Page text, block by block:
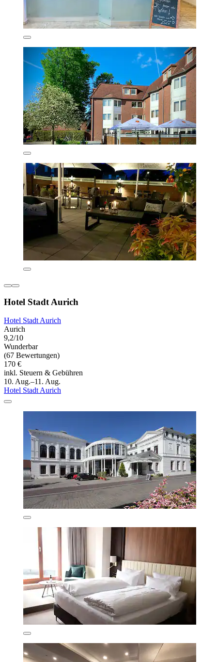
Hotel Stadt Aurich
Hotel Stadt Aurich
Aurich
9,2/10
Wunderbar
(67 Bewertungen)
170 €
inkl. Steuern & Gebühren
10. Aug.–11. Aug.
Hotel Stadt Aurich